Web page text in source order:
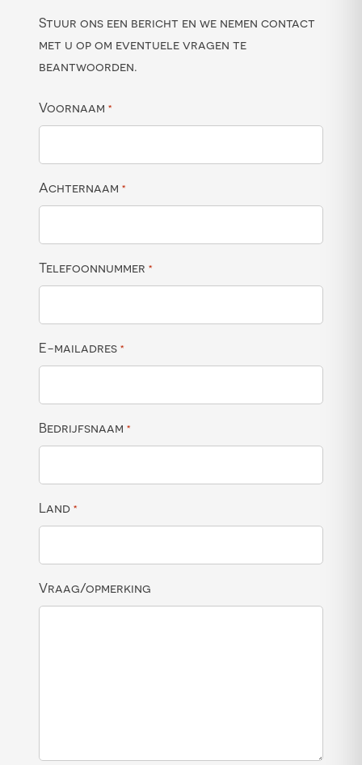
Stuur ons een bericht en we nemen contact
met u op om eventuele vragen te
beantwoorden.
Voornaam *
Achternaam *
Telefoonnummer *
E-mailadres *
Bedrijfsnaam *
Land *
Vraag/opmerking